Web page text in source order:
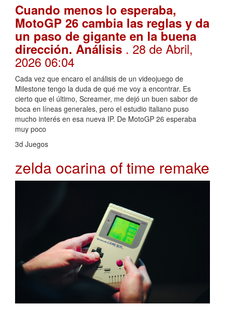
Cuando menos lo esperaba,
MotoGP 26 cambia las reglas y da
un paso de gigante en la buena
dirección. Análisis . 28 de Abril,
2026 06:04
Cada vez que encaro el análisis de un videojuego de
Milestone tengo la duda de qué me voy a encontrar. Es
cierto que el último, Screamer, me dejó un buen sabor de
boca en líneas generales, pero el estudio italiano puso
mucho interés en esa nueva IP. De MotoGP 26 esperaba
muy poco
3d Juegos
zelda ocarina of time remake